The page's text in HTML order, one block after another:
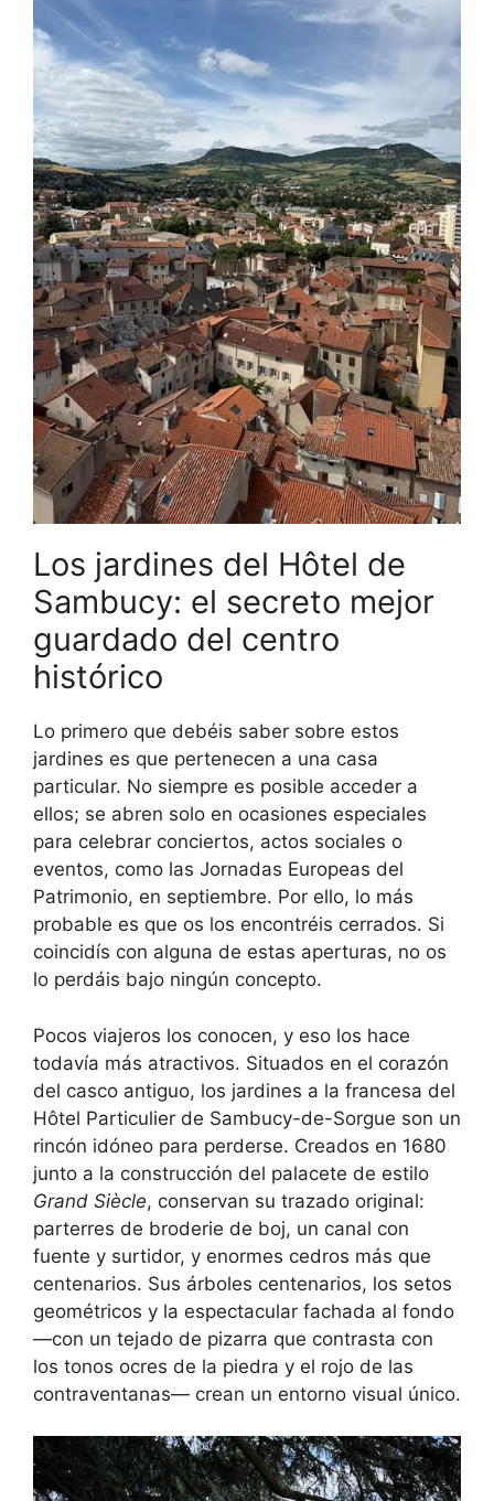
Los jardines del Hôtel de
Sambucy: el secreto mejor
guardado del centro
histórico
Lo primero que debéis saber sobre estos
jardines es que pertenecen a una casa
particular. No siempre es posible acceder a
ellos; se abren solo en ocasiones especiales
para celebrar conciertos, actos sociales o
eventos, como las Jornadas Europeas del
Patrimonio, en septiembre. Por ello, lo más
probable es que os los encontréis cerrados. Si
coincidís con alguna de estas aperturas, no os
lo perdáis bajo ningún concepto.
Pocos viajeros los conocen, y eso los hace
todavía más atractivos. Situados en el corazón
del casco antiguo, los jardines a la francesa del
Hôtel Particulier de Sambucy-de-Sorgue son un
rincón idóneo para perderse. Creados en 1680
junto a la construcción del palacete de estilo
Grand Siècle, conservan su trazado original:
parterres de broderie de boj, un canal con
fuente y surtidor, y enormes cedros más que
centenarios. Sus árboles centenarios, los setos
geométricos y la espectacular fachada al fondo
—con un tejado de pizarra que contrasta con
los tonos ocres de la piedra y el rojo de las
contraventanas— crean un entorno visual único.